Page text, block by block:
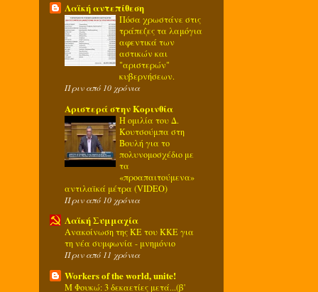
Λαϊκή αντεπίθεση
Πόσα χρωστάνε στις
τράπεζες τα λαμόγια
αφεντικά των
αστικών και
"αριστερών"
κυβερνήσεων.
Πριν από 10 χρόνια
Αριστερά στην Κορινθία
Η ομιλία του Δ.
Κουτσούμπα στη
Βουλή για το
πολυνομοσχέδιο με
τα
«προαπαιτούμενα»
αντιλαϊκά μέτρα (VIDEO)
Πριν από 10 χρόνια
Λαϊκή Συμμαχία
Ανακοίνωση της ΚΕ του ΚΚΕ για
τη νέα συμφωνία - μνημόνιο
Πριν από 11 χρόνια
Workers of the world, unite!
Μ Φουκώ: 3 δεκαετίες μετά...(β'